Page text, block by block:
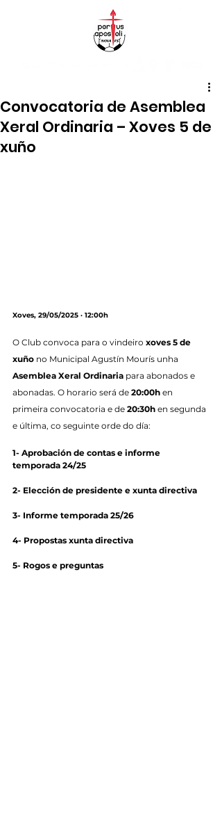
Convocatoria de Asemblea
Xeral Ordinaria – Xoves 5 de
xuño
Xoves, 29/05/2025 · 12:00h
O Club convoca para o vindeiro xoves 5 de
xuño no Municipal Agustín Mourís unha
Asemblea Xeral Ordinaria para abonados e
abonadas. O horario será de 20:00h en
primeira convocatoria e de 20:30h en segunda
e última, co seguinte orde do día:
1- Aprobación de contas e informe
temporada 24/25
2- Elección de presidente e xunta directiva
3- Informe temporada 25/26
4- Propostas xunta directiva
5- Rogos e preguntas